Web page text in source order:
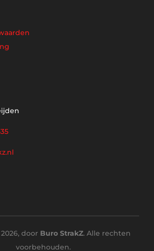
door Buro StrakZ. Alle rechten
voorbehouden.